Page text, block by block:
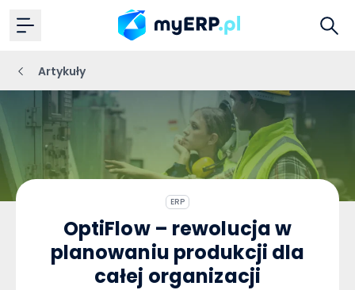
Artykuły
ERP
OptiFlow – rewolucja w
planowaniu produkcji dla
całej organizacji